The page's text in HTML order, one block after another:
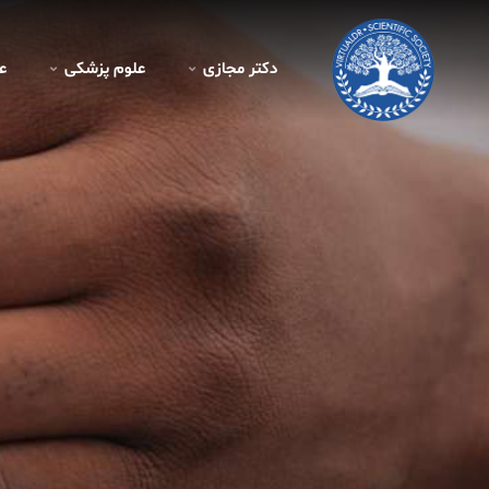
دکتر مجازی علوم پزشکی